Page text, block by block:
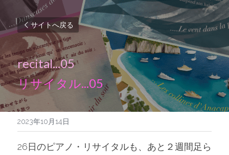
サイトへ戻る
recital...05
リサイタル...05
2023年10月14日
26日のピアノ・リサイタルも、あと２週間足ら